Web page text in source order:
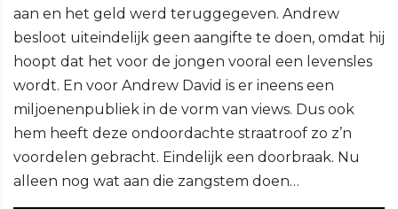
aan en het geld werd teruggegeven. Andrew
besloot uiteindelijk geen aangifte te doen, omdat hij
hoopt dat het voor de jongen vooral een levensles
wordt. En voor Andrew David is er ineens een
miljoenenpubliek in de vorm van views. Dus ook
hem heeft deze ondoordachte straatroof zo z’n
voordelen gebracht. Eindelijk een doorbraak. Nu
alleen nog wat aan die zangstem doen…